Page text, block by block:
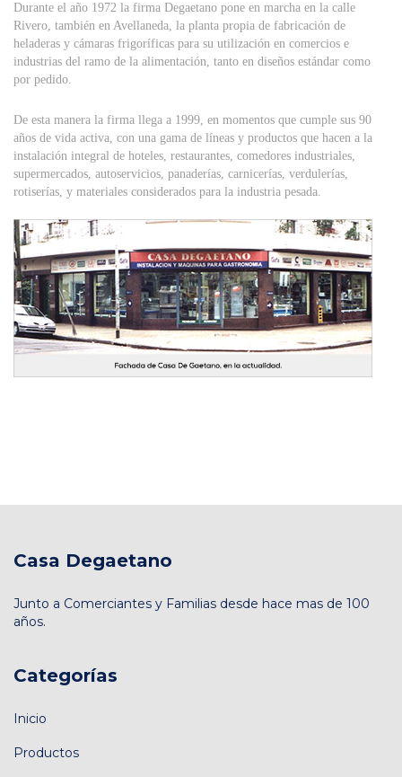
Durante el año 1972 la firma Degaetano pone en marcha en la calle
Rivero, también en Avellaneda, la planta propia de fabricación de
heladeras y cámaras frigoríficas para su utilización en comercios e
industrias del ramo de la alimentación, tanto en diseños estándar como
por pedido.
De esta manera la firma llega a 1999, en momentos que cumple sus 90
años de vida activa, con una gama de líneas y productos que hacen a la
instalación integral de hoteles, restaurantes, comedores industriales,
supermercados, autoservicios, panaderías, carnicerías, verdulerías,
rotiserías, y materiales considerados para la industria pesada.
Casa Degaetano
Junto a Comerciantes y Familias desde hace mas de 100
años.
Categorías
Inicio
Productos